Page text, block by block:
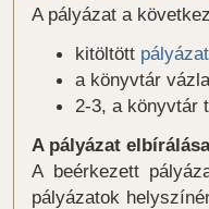
A pályázat a
kitöltött
a könyvtár
2-3, a könyvtár
A pályázat
A beérkezett
pályázatok